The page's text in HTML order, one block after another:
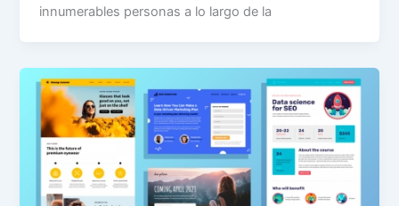
innumerables personas a lo largo de la